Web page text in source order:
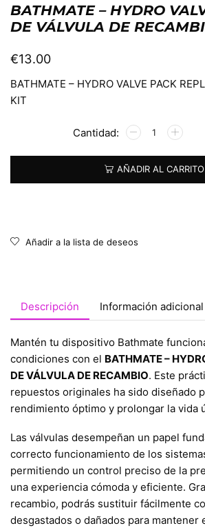
BATHMATE – HYDRO
DE VÁLVULA DE
€13.00
BATHMATE – HYDRO VALVE PACK
KIT
AÑADIR AL CARRITO
Alternative:
Añadir a la lista de deseos
Descripción Información adicional
Mantén tu dispositivo Bathmate
condiciones con el BATHMATE –
DE VÁLVULA DE RECAMBIO. Este
repuestos originales ha sido diseñado
rendimiento óptimo y prolongar la vida
Las válvulas desempeñan un papel
correcto funcionamiento de los
permitiendo un control preciso de la
una experiencia cómoda y eficiente.
recambio, podrás sustituir fácilmente
desgastados o dañados para mantener